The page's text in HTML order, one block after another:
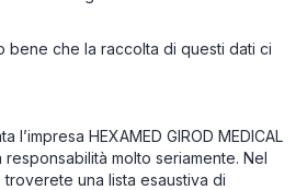
bene che la raccolta di questi dati ci
l’impresa HEXAMED GIROD MEDICAL
molto seriamente. Nel
una lista esaustiva di